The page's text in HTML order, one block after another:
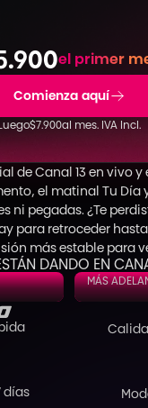
el primer
Comienza aquí
$7.900al mes. IVA Incl.
de Canal 13 en vivo y
el matinal Tu Día
ni pegadas. ¿Te
para retroceder
más estable para
DANDO EN
MÁS
días